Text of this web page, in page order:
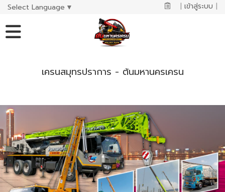
Select Language ▼ | เข้าสู่ระบบ |
เครนสมุทรปราการ - ต้นมหานครเครน